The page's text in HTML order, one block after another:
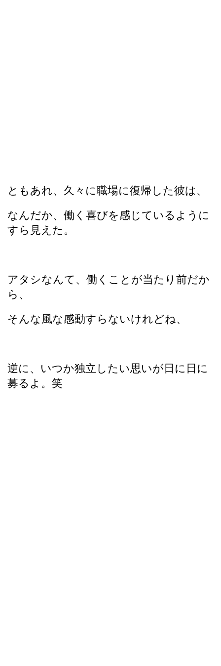
ともあれ、久々に職場に復帰した彼は、
なんだか、働く喜びを感じているように
すら見えた。
アタシなんて、働くことが当たり前だか
ら、
そんな風な感動すらないけれどね、
逆に、いつか独立したい思いが日に日に
募るよ。笑